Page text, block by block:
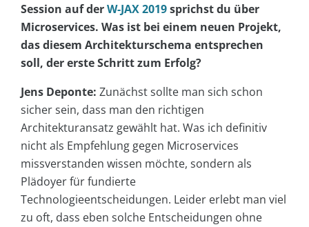
Session auf derW-JAX 2019sprichst du über
Microservices. Was ist bei einem neuen Projekt,
das diesem Architekturschema entsprechen
soll, der erste Schritt zum Erfolg?
Jens Deponte: Zunächst sollte man sich schon
sicher sein, dass man den richtigen
Architekturansatz gewählt hat. Was ich definitiv
nicht als Empfehlung gegen Microservices
missverstanden wissen möchte, sondern als
Plädoyer für fundierte
Technologieentscheidungen. Leider erlebt man viel
zu oft, dass eben solche Entscheidungen ohne